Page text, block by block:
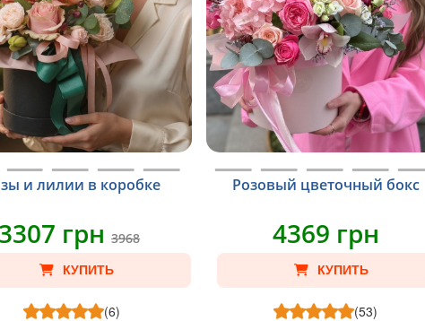
и лилии в коробке
грн3968
КУПИТЬ
(6)
Розовый цветочный бокс
4369 грн
КУПИТЬ
(53)